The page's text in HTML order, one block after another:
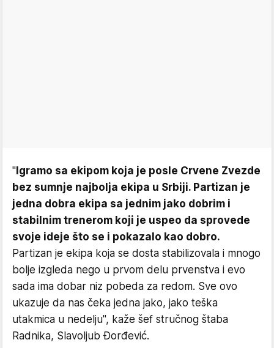
" Igramo sa ekipom koja je posle Crvene Zvezde
bez sumnje najbolja ekipa u Srbiji. Partizan je
jedna dobra ekipa sa jednim jako dobrim i
stabilnim trenerom koji je uspeo da sprovede
svoje ideje što se i pokazalo kao dobro.
Partizan je ekipa koja se dosta stabilizovala i mnogo
bolje izgleda nego u prvom delu prvenstva i evo
sada ima dobar niz pobeda za redom. Sve ovo
ukazuje da nas čeka jedna jako, jako teška
utakmica u nedelju", kaže šef stručnog štaba
Radnika, Slavoljub Đorđević.